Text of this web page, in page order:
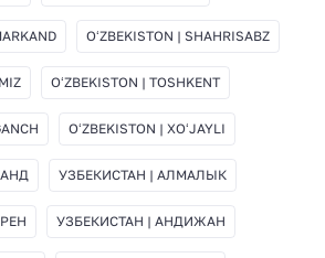
OʻZBEKISTON | SHAHRISABZ
OʻZBEKISTON | TOSHKENT
OʻZBEKISTON | XOʻJAYLI
УЗБЕКИСТАН | АЛМАЛЫК
УЗБЕКИСТАН | АНДИЖАН